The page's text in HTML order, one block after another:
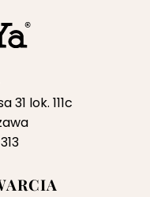
lok. 111c